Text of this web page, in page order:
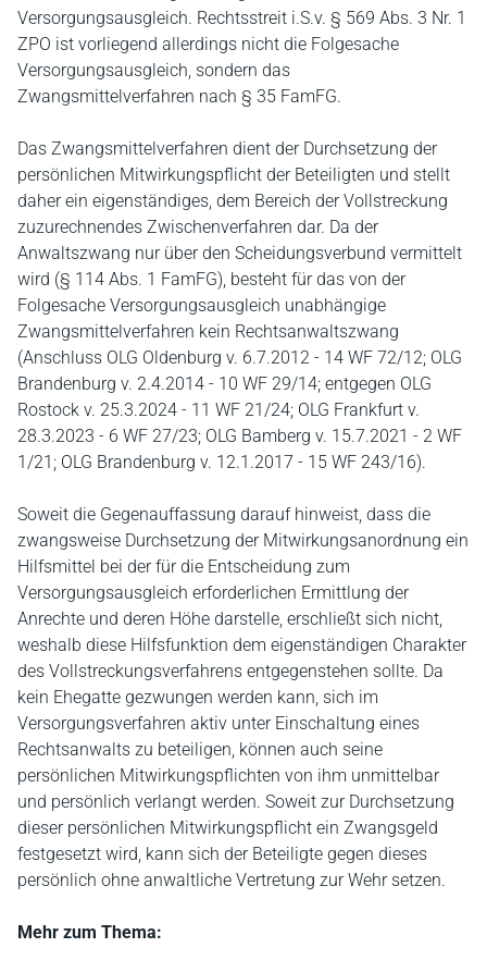
Versorgungsausgleich. Rechtsstreit i.S.v. § 569 Abs. 3 Nr. 1
ZPO ist vorliegend allerdings nicht die Folgesache
Versorgungsausgleich, sondern das
Zwangsmittelverfahren nach § 35 FamFG.
Das Zwangsmittelverfahren dient der Durchsetzung der
persönlichen Mitwirkungspflicht der Beteiligten und stellt
daher ein eigenständiges, dem Bereich der Vollstreckung
zuzurechnendes Zwischenverfahren dar. Da der
Anwaltszwang nur über den Scheidungsverbund vermittelt
wird (§ 114 Abs. 1 FamFG), besteht für das von der
Folgesache Versorgungsausgleich unabhängige
Zwangsmittelverfahren kein Rechtsanwaltszwang
(Anschluss OLG Oldenburg v. 6.7.2012 - 14 WF 72/12; OLG
Brandenburg v. 2.4.2014 - 10 WF 29/14; entgegen OLG
Rostock v. 25.3.2024 - 11 WF 21/24; OLG Frankfurt v.
28.3.2023 - 6 WF 27/23; OLG Bamberg v. 15.7.2021 - 2 WF
1/21; OLG Brandenburg v. 12.1.2017 - 15 WF 243/16).
Soweit die Gegenauffassung darauf hinweist, dass die
zwangsweise Durchsetzung der Mitwirkungsanordnung ein
Hilfsmittel bei der für die Entscheidung zum
Versorgungsausgleich erforderlichen Ermittlung der
Anrechte und deren Höhe darstelle, erschließt sich nicht,
weshalb diese Hilfsfunktion dem eigenständigen Charakter
des Vollstreckungsverfahrens entgegenstehen sollte. Da
kein Ehegatte gezwungen werden kann, sich im
Versorgungsverfahren aktiv unter Einschaltung eines
Rechtsanwalts zu beteiligen, können auch seine
persönlichen Mitwirkungspflichten von ihm unmittelbar
und persönlich verlangt werden. Soweit zur Durchsetzung
dieser persönlichen Mitwirkungspflicht ein Zwangsgeld
festgesetzt wird, kann sich der Beteiligte gegen dieses
persönlich ohne anwaltliche Vertretung zur Wehr setzen.
Mehr zum Thema: